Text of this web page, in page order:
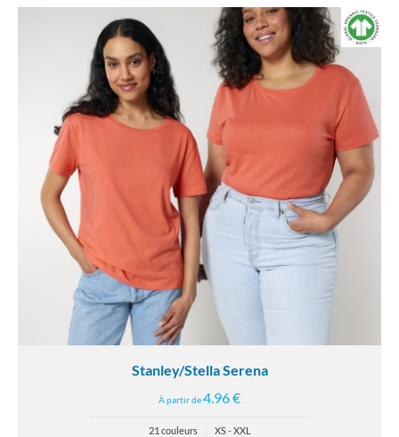
Stanley/Stella Serena
À partir de4.96 €
21 couleurs XS - XXL